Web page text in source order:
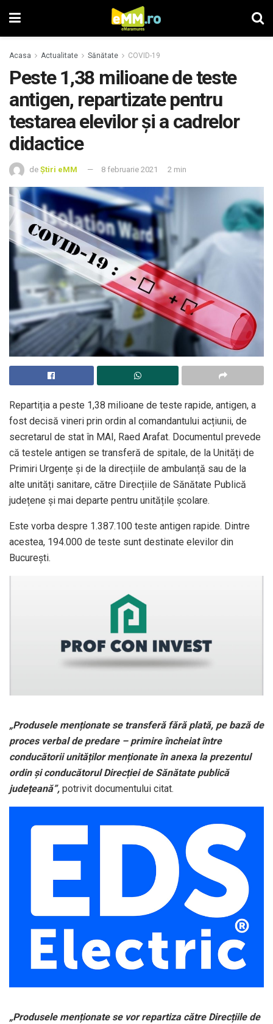
Acasa Actualitate Sănătate COVID-19
Peste 1,38 milioane de teste
antigen, repartizate pentru
testarea elevilor și a cadrelor
didactice
de Știri eMM 8 februarie 2021 2 min
Repartiția a peste 1,38 milioane de teste rapide, antigen, a
fost decisă vineri prin ordin al comandantului acțiunii, de
secretarul de stat în MAI, Raed Arafat. Documentul prevede
că testele antigen se transferă de spitale, de la Unități de
Primiri Urgențe și de la direcțiile de ambulanță sau de la
alte unități sanitare, către Direcțiile de Sănătate Publică
județene și mai departe pentru unitățile școlare.
Este vorba despre 1.387.100 teste antigen rapide. Dintre
acestea, 194.000 de teste sunt destinate elevilor din
București.
„Produsele menționate se transferă fără plată, pe bază de
proces verbal de predare – primire încheiat între
conducătorii unităților menționate în anexa la prezentul
ordin și conducătorul Direcției de Sănătate publică
județeană”, potrivit documentului citat.
„Produsele menționate se vor repartiza către Direcțiile de